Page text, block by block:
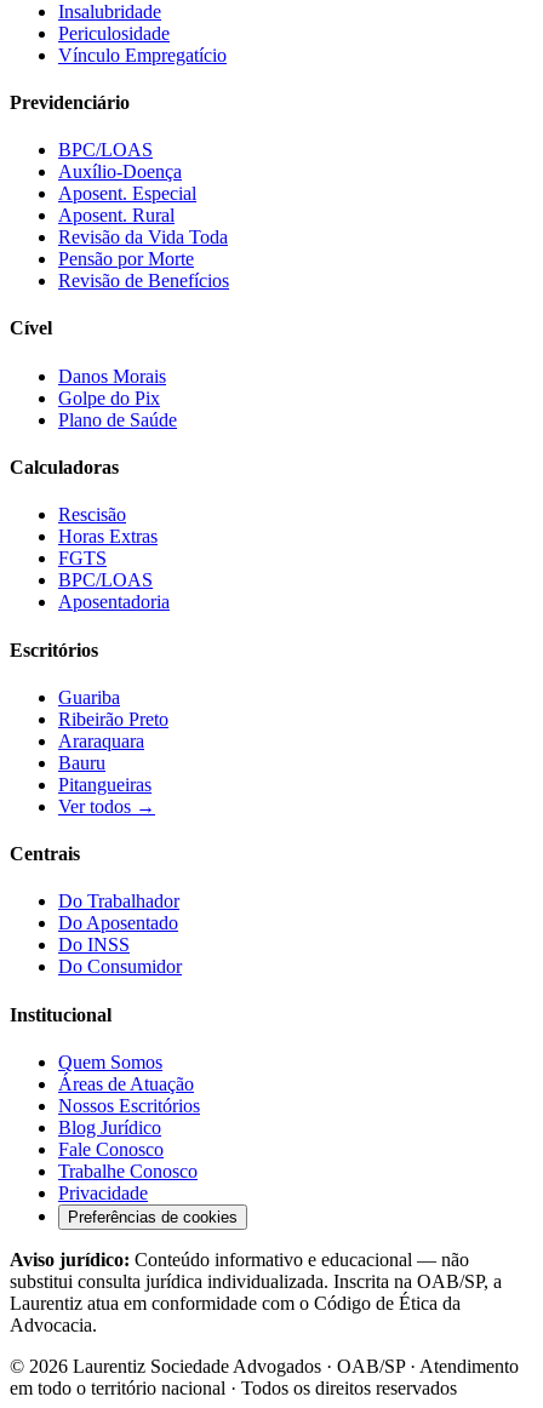
Insalubridade
Periculosidade
Vínculo Empregatício
Previdenciário
BPC/LOAS
Auxílio-Doença
Aposent. Especial
Aposent. Rural
Revisão da Vida Toda
Pensão por Morte
Revisão de Benefícios
Cível
Danos Morais
Golpe do Pix
Plano de Saúde
Calculadoras
Rescisão
Horas Extras
FGTS
BPC/LOAS
Aposentadoria
Escritórios
Guariba
Ribeirão Preto
Araraquara
Bauru
Pitangueiras
Ver todos →
Centrais
Do Trabalhador
Do Aposentado
Do INSS
Do Consumidor
Institucional
Quem Somos
Áreas de Atuação
Nossos Escritórios
Blog Jurídico
Fale Conosco
Trabalhe Conosco
Privacidade
Preferências de cookies
Aviso jurídico: Conteúdo informativo e educacional — não
substitui consulta jurídica individualizada. Inscrita na OAB/SP, a
Laurentiz atua em conformidade com o Código de Ética da
Advocacia.
© 2026 Laurentiz Sociedade Advogados · OAB/SP · Atendimento
em todo o território nacional · Todos os direitos reservados